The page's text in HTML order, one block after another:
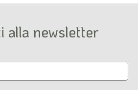
alla newsletter